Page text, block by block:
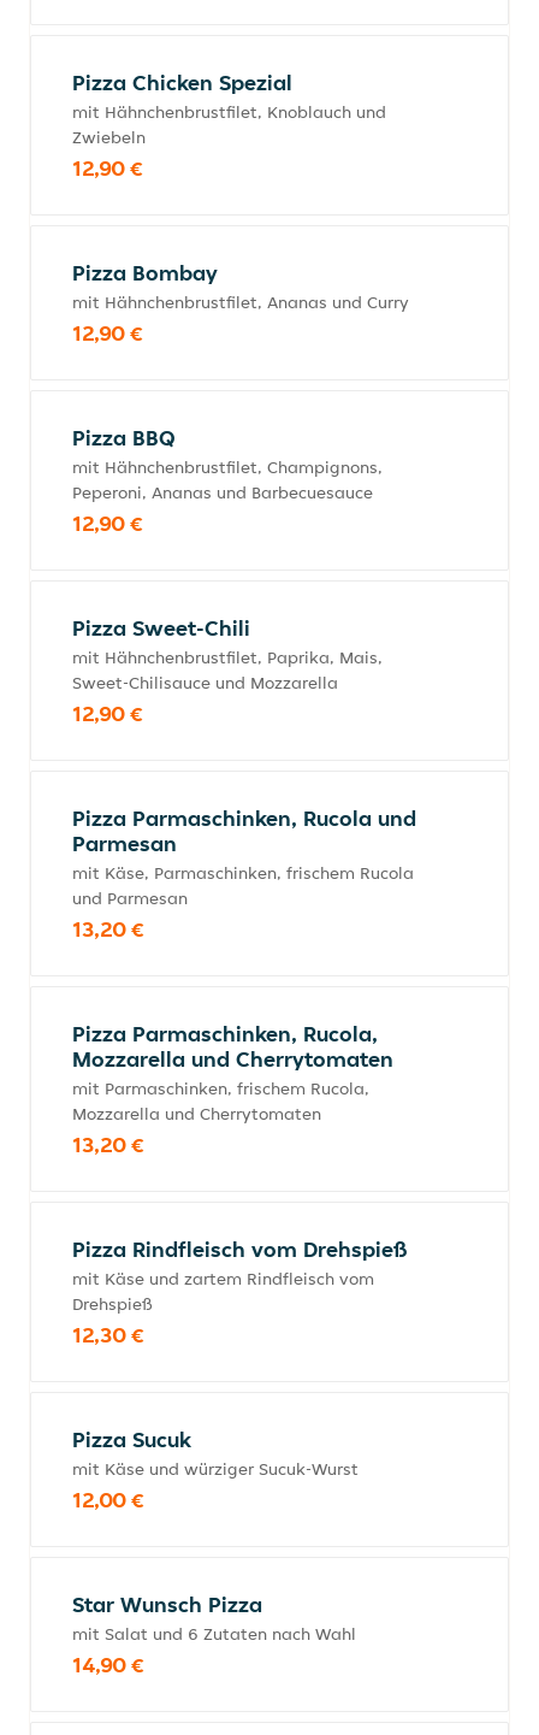
Pizza Chicken Spezial
mit Hähnchenbrustfilet, Knoblauch und
Zwiebeln
12,90 €
Pizza Bombay
mit Hähnchenbrustfilet, Ananas und Curry
12,90 €
Pizza BBQ
mit Hähnchenbrustfilet, Champignons,
Peperoni, Ananas und Barbecuesauce
12,90 €
Pizza Sweet-Chili
mit Hähnchenbrustfilet, Paprika, Mais,
Sweet-Chilisauce und Mozzarella
12,90 €
Pizza Parmaschinken, Rucola und
Parmesan
mit Käse, Parmaschinken, frischem Rucola
und Parmesan
13,20 €
Pizza Parmaschinken, Rucola,
Mozzarella und Cherrytomaten
mit Parmaschinken, frischem Rucola,
Mozzarella und Cherrytomaten
13,20 €
Pizza Rindfleisch vom Drehspieß
mit Käse und zartem Rindfleisch vom
Drehspieß
12,30 €
Pizza Sucuk
mit Käse und würziger Sucuk-Wurst
12,00 €
Star Wunsch Pizza
mit Salat und 6 Zutaten nach Wahl
14,90 €